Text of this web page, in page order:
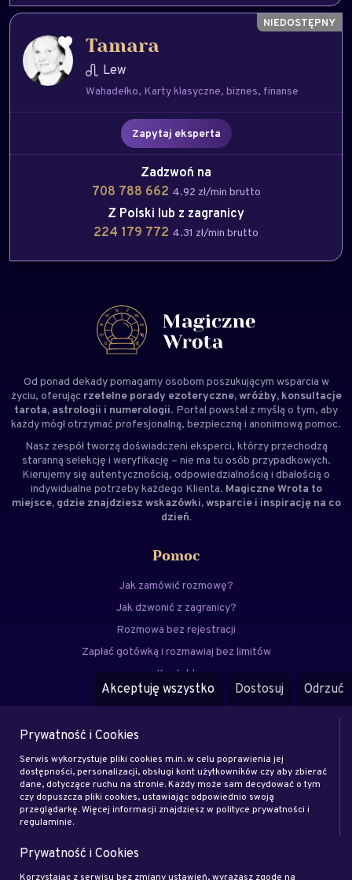
Tamara
Lew
Wahadełko Karty klasyczne biznes finanse
Zapytaj eksperta
Zadzwoń na
708 788 662 4.92 zł/min brutto
Z Polski lub z zagranicy
224 179 772 4.31 zł/min brutto
Od ponad dekady pomagamy osobom poszukującym wsparcia w
życiu, oferując rzetelne porady ezoteryczne, wróżby, konsultacje
tarota, astrologii i numerologii. Portal powstał z myślą o tym, aby
każdy mógł otrzymać profesjonalną, bezpieczną i anonimową pomoc.
Nasz zespół tworzą doświadczeni eksperci, którzy przechodzą
staranną selekcję i weryfikację – nie ma tu osób przypadkowych.
Kierujemy się autentycznością, odpowiedzialnością i dbałością o
indywidualne potrzeby każdego Klienta. Magiczne Wrota to
miejsce, gdzie znajdziesz wskazówki, wsparcie i inspirację na co
dzień.
Pomoc
Jak zamówić rozmowę?
Jak dzwonić z zagranicy?
Rozmowa bez rejestracji
Zapłać gotówką i rozmawiaj bez limitów
Kontakt
FAQ
Eksperci
Zostań klientem
Zostań ekspertem
Regulamin
Akceptuję wszystko Dostosuj Odrzuć
Prywatność i Cookies
Serwis wykorzystuje pliki cookies m.in. w celu poprawienia jej
dostępności, personalizacji, obsługi kont użytkowników czy aby zbierać
dane, dotyczące ruchu na stronie. Każdy może sam decydować o tym
czy dopuszcza pliki cookies, ustawiając odpowiednio swoją
przeglądarkę. Więcej informacji znajdziesz w polityce prywatności i
regulaminie.
Prywatność i Cookies
Korzystając z serwisu bez zmiany ustawień, wyrażasz zgodę na